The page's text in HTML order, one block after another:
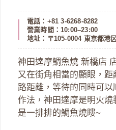
電話：+81 3-6268-8282
營業時間：10:00–23:00
地址：〒105-0004 東京都港
神田達摩鯛魚燒 新橋店
又在街角相當的顯眼，
路距離，等待的同時可
作法，神田達摩是明火
是一排排的鯛魚燒瞜~